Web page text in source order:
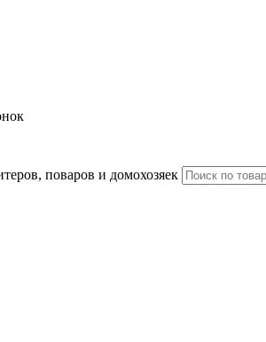
поваров и домохозяек